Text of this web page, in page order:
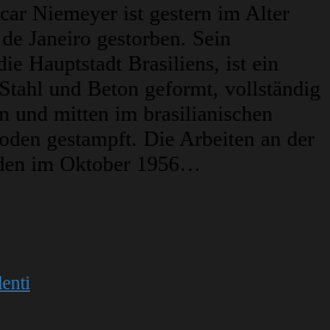
Niemeyer ist gestern im Alter
Janeiro gestorben. Sein
Hauptstadt Brasiliens, ist ein
und Beton geformt, vollständig
und mitten im brasilianischen
gestampft. Die Arbeiten an der
im Oktober 1956…